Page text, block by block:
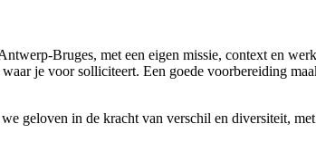
Bruges, met een eigen missie, context en
je voor solliciteert. Een goede voorbereiding
geloven in de kracht van verschil en diversiteit,